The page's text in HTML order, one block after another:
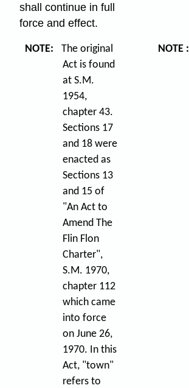
shall continue in full
force and effect.
NOTE:
The original
Act is found
at S.M.
1954,
chapter 43.
Sections 17
and 18 were
enacted as
Sections 13
and 15 of
"An Act to
Amend The
Flin Flon
Charter",
S.M. 1970,
chapter 112
which came
into force
on June 26,
1970. In this
Act, "town"
refers to
NOTE :